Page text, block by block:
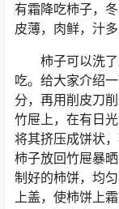
有霜降吃柿子，
皮薄，肉鲜，汁
柿子可以洗了
吃。给大家介绍
分，再用削皮刀
竹屉上，在有日
将其挤压成饼状
柿子放回竹屉暴
制好的柿饼，均
上盖，使柿饼上霜